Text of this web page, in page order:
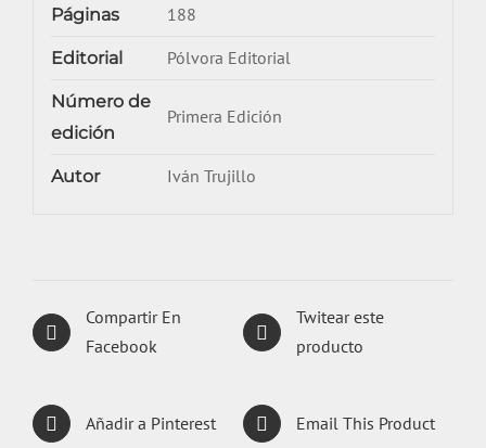
Páginas 188
Editorial Pólvora Editorial
Número de
edición
Primera Edición
Autor Iván Trujillo
Compartir En
Facebook
Twitear este
producto
Añadir a Pinterest Email This Product